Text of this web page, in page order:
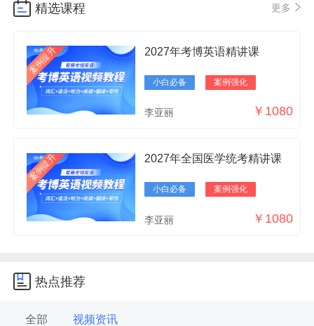
精选课程 更多
案例提升 2027年考博英语精讲课
小白必备 案例强化
李亚丽 ￥1080
案例提升 2027年全国医学统考精讲课
小白必备 案例强化
李亚丽 ￥1080
热点推荐
全部 视频资讯